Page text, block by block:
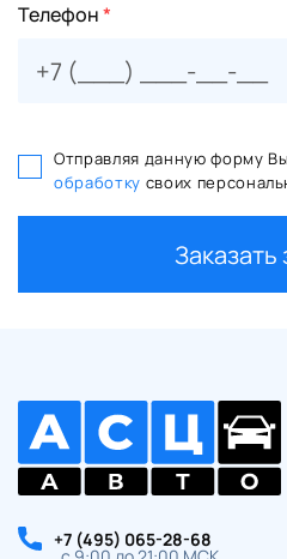
Телефон*
Отправляя данную форму
обработку своих
Заказать
+7 (495) 065-28-68